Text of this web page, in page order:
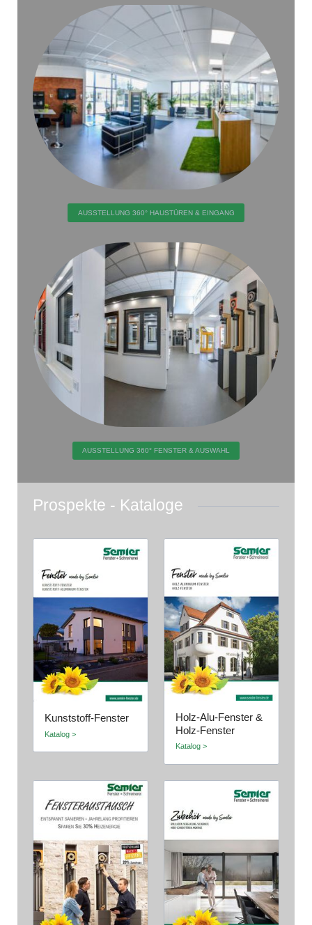
AUSSTELLUNG 360° HAUSTÜREN & EINGANG
AUSSTELLUNG 360° FENSTER & AUSWAHL
Prospekte - Kataloge
Kunststoff-Fenster
Katalog >
Holz-Alu-Fenster &
Holz-Fenster
Katalog >